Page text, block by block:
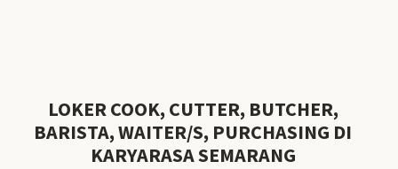
LOKER COOK, CUTTER, BUTCHER,
BARISTA, WAITER/S, PURCHASING DI
KARYARASA SEMARANG